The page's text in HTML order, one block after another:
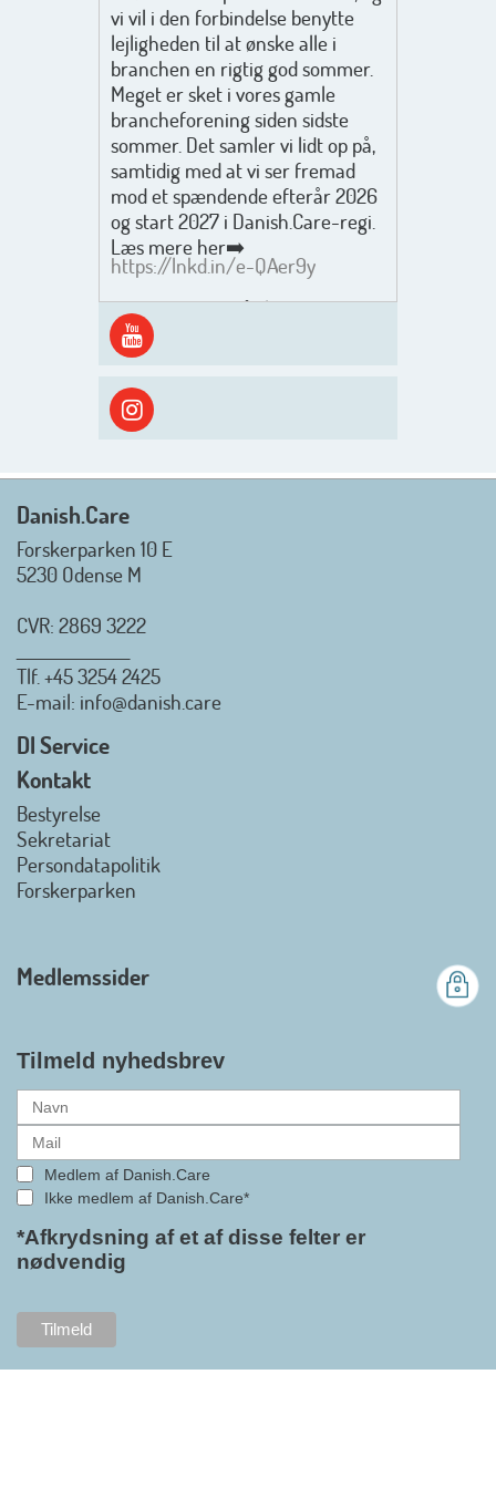
vi vil i den forbindelse benytte
lejligheden til at ønske alle i
branchen en rigtig god sommer.
Meget er sket i vores gamle
brancheforening siden sidste
sommer. Det samler vi lidt op på,
samtidig med at vi ser fremad
mod et spændende efterår 2026
og start 2027 i Danish.Care-regi.
Læs mere her➡️
https://lnkd.in/e-QAer9y
Men inden det går løs med en
spændende og aktivt
efterårsæson, så går turen først
ud i solen, ned til vandet og ind i
skyggen igen. Danish.Care holder
sommerlukket i uge 29 + 30.
Mvh. Anders, Helle og Malthe
Danish.Care - Branchen for
hjælpemidler og
Danish.Care fra den 01. juli 2026
officielt kan kalde sig for
medlemsforening i DI - Dansk
gennemslagskraft og skabe
hjælpemidler samt give
medlemmerne adgang til en
alle formaliteterne nu er på plads
i samarbejdet mellem
Danish.Care og DI glæder
bestyrelsesleder i Danish.Care,
Claus Ipsen. Han betragter
fremtidssikring af Danish.Care,
som både er med til at styrke
brancheforeningen i sig selv,
Danish.Care
Forskerparken 10 E
5230 Odense M
CVR: 2869 3222
Tlf. +45 3254 2425
E-mail: info@danish.care
DI Service
Kontakt
Bestyrelse
Sekretariat
Persondatapolitik
Forskerparken
Medlemssider
Tilmeld nyhedsbrev
Medlem af Danish.Care
Ikke medlem af Danish.Care*
*Afkrydsning af et af disse felter er
nødvendig